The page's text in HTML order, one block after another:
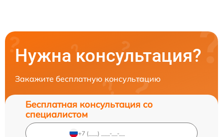
Нужна консультация?
Закажите бесплатную консультацию
Бесплатная консультация со
специалистом